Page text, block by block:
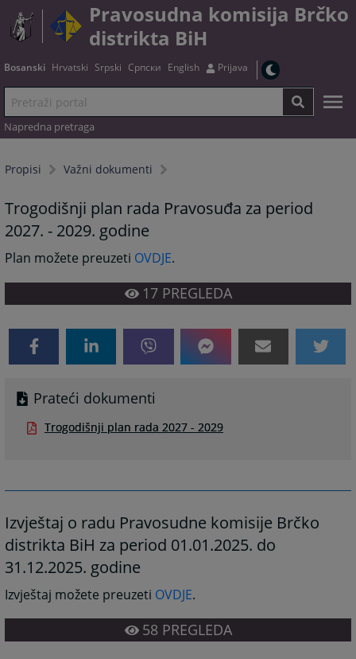
Pravosudna komisija Brčko
distrikta BiH
Bosanski Hrvatski Srpski Српски English Prijava
Napredna pretraga
Propisi Važni dokumenti
Trogodišnji plan rada Pravosuđa za period
2027. - 2029. godine
Plan možete preuzeti OVDJE.
17PREGLEDA
Prateći dokumenti
Trogodišnji plan rada 2027 - 2029
Izvještaj o radu Pravosudne komisije Brčko
distrikta BiH za period 01.01.2025. do
31.12.2025. godine
Izvještaj možete preuzeti OVDJE.
58PREGLEDA